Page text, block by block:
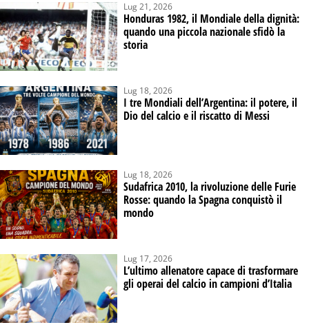
Honduras 1982, il Mondiale della dignità:
quando una piccola nazionale sfidò la
storia
Lug 21, 2026
I tre Mondiali dell’Argentina: il potere, il
Dio del calcio e il riscatto di Messi
Lug 18, 2026
Sudafrica 2010, la rivoluzione delle Furie
Rosse: quando la Spagna conquistò il
mondo
Lug 18, 2026
L’ultimo allenatore capace di trasformare
gli operai del calcio in campioni d’Italia
Lug 17, 2026